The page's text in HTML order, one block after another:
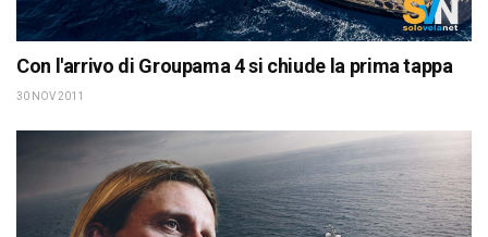
Con l'arrivo di Groupama 4 si chiude la prima tappa
30 NOV 2011